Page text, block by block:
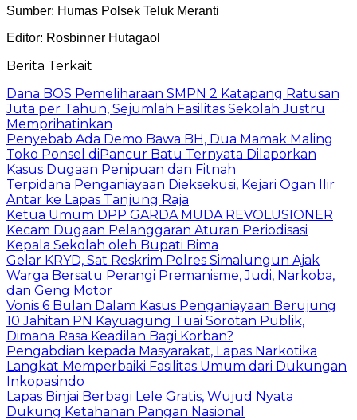
Sumber: Humas Polsek Teluk Meranti
Editor: Rosbinner Hutagaol
Berita Terkait
Dana BOS Pemeliharaan SMPN 2 Katapang Ratusan
Juta per Tahun, Sejumlah Fasilitas Sekolah Justru
Memprihatinkan
Penyebab Ada Demo Bawa BH, Dua Mamak Maling
Toko Ponsel diPancur Batu Ternyata Dilaporkan
Kasus Dugaan Penipuan dan Fitnah
Terpidana Penganiayaan Dieksekusi, Kejari Ogan Ilir
Antar ke Lapas Tanjung Raja
Ketua Umum DPP GARDA MUDA REVOLUSIONER
Kecam Dugaan Pelanggaran Aturan Periodisasi
Kepala Sekolah oleh Bupati Bima
Gelar KRYD, Sat Reskrim Polres Simalungun Ajak
Warga Bersatu Perangi Premanisme, Judi, Narkoba,
dan Geng Motor
Vonis 6 Bulan Dalam Kasus Penganiayaan Berujung
10 Jahitan PN Kayuagung Tuai Sorotan Publik,
Dimana Rasa Keadilan Bagi Korban?
Pengabdian kepada Masyarakat, Lapas Narkotika
Langkat Memperbaiki Fasilitas Umum dari Dukungan
Inkopasindo
Lapas Binjai Berbagi Lele Gratis, Wujud Nyata
Dukung Ketahanan Pangan Nasional